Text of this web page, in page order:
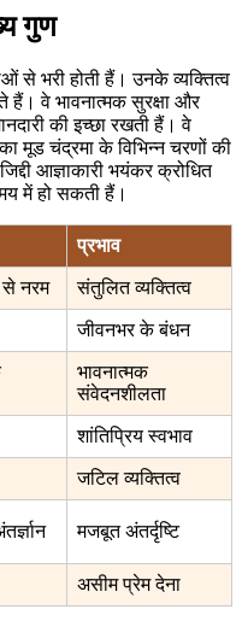
गुण
से भरी होती हैं। उनके व्यक्तित्व
हैं। वे भावनात्मक सुरक्षा और
की इच्छा रखती हैं। वे
मूड चंद्रमा के विभिन्न चरणों की
आज्ञाकारी भयंकर क्रोधित
में हो सकती हैं।
प्रभाव
नरम संतुलित व्यक्तित्व
जीवनभर के बंधन
भावनात्मक
संवेदनशीलता
शांतिप्रिय स्वभाव
जटिल व्यक्तित्व
मजबूत अंतर्दृष्टि
असीम प्रेम देना